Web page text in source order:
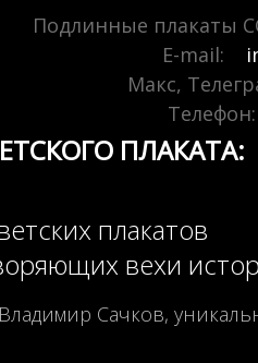
Подлинные плакаты
E-mail:
Макс,
Телефон:
ПЛАКАТА:
плакатов
вехи
Сачков,